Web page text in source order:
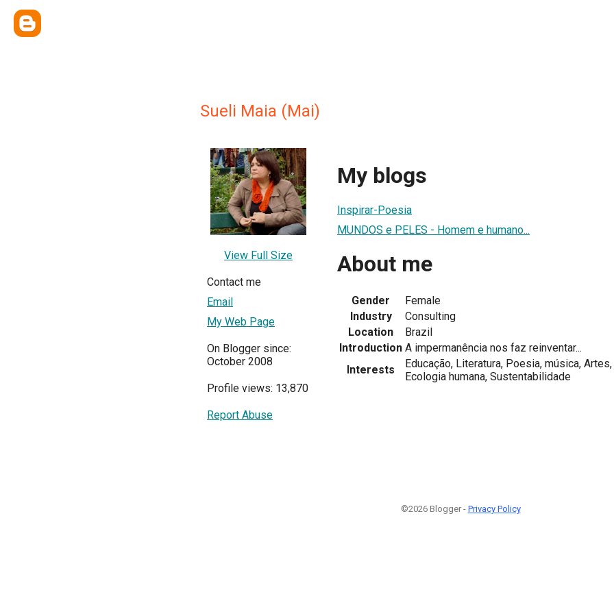
Sueli Maia (Mai)
View Full Size
Contact me
Email
My Web Page
On Blogger since:
October 2008
Profile views: 13,870
Report Abuse
My blogs
Inspirar-Poesia
MUNDOS e PELES - Homem e humano...
About me
Gender
Female
Industry
Consulting
Location
Brazil
Introduction A impermanência nos faz reinventar...
Interests
Educação, Literatura, Poesia, música,
Ecologia humana, Sustentabilidade
©2026 Blogger - Privacy Policy